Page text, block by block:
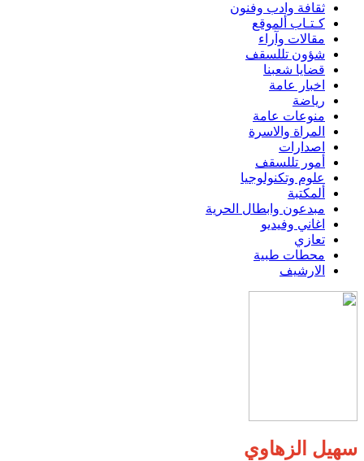
ثقافة وادب وفنون
كـتـاب ألموقع
مقالات وآراء
شؤون تللسقف
قضايا شعبنا
اخبار عامة
رياضة
منوعات عامة
المراة والاسرة
اصدارات
أمور تللسقف
علوم وتكنولوجيا
ألمكتبة
مبدعون وابطال الحرية
اغاني وفيديو
تعازي
محطات طبية
الارشيف
سهيل الزهاوي